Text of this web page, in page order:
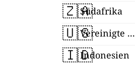
🇿🇦Südafrika
🇺🇸 Vereinigte Staaten
🇮🇩Indonesien